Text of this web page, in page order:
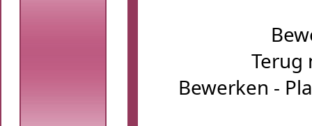
Terug
Bewerken -